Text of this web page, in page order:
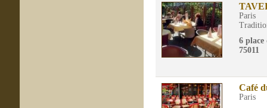
Paris
6
75011
Café
Paris